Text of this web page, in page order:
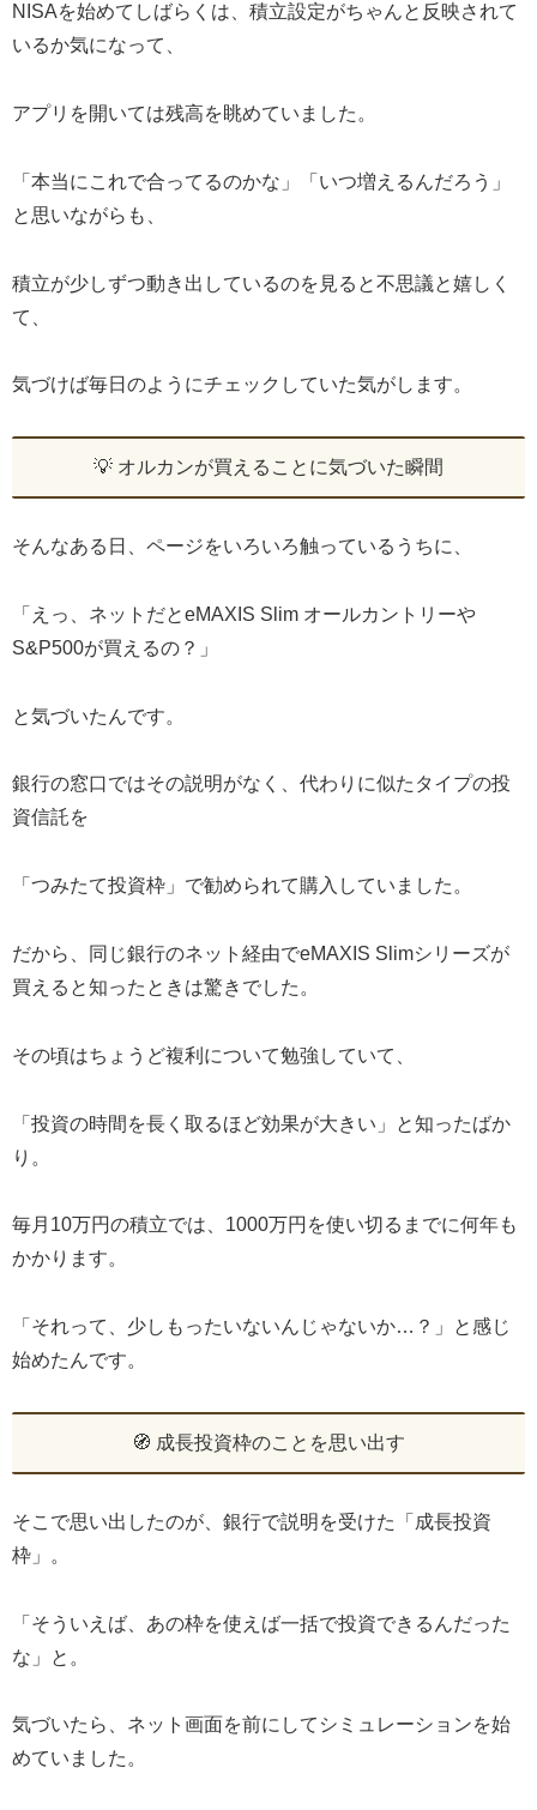
NISAを始めてしばらくは、積立設定がちゃんと反映されて
いるか気になって、
アプリを開いては残高を眺めていました。
「本当にこれで合ってるのかな」「いつ増えるんだろう」
と思いながらも、
積立が少しずつ動き出しているのを見ると不思議と嬉しく
て、
気づけば毎日のようにチェックしていた気がします。
💡 オルカンが買えることに気づいた瞬間
そんなある日、ページをいろいろ触っているうちに、
「えっ、ネットだとeMAXIS Slim オールカントリーや
S&P500が買えるの？」
と気づいたんです。
銀行の窓口ではその説明がなく、代わりに似たタイプの投
資信託を
「つみたて投資枠」で勧められて購入していました。
だから、同じ銀行のネット経由でeMAXIS Slimシリーズが
買えると知ったときは驚きでした。
その頃はちょうど複利について勉強していて、
「投資の時間を長く取るほど効果が大きい」と知ったばか
り。
毎月10万円の積立では、1000万円を使い切るまでに何年も
かかります。
「それって、少しもったいないんじゃないか…？」と感じ
始めたんです。
🧭 成長投資枠のことを思い出す
そこで思い出したのが、銀行で説明を受けた「成長投資
枠」。
「そういえば、あの枠を使えば一括で投資できるんだった
な」と。
気づいたら、ネット画面を前にしてシミュレーションを始
めていました。